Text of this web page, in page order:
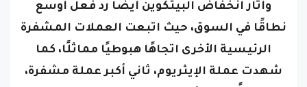
وأثار انخفاض البيتكوين أيضًا رد فعل أوسع
نطاقًا في السوق، حيث اتبعت العملات المشفرة
الرئيسية الأخرى اتجاهًا هبوطيًا مماثلًا، كما
شهدت عملة الإيثريوم، ثاني أكبر عملة مشفرة،